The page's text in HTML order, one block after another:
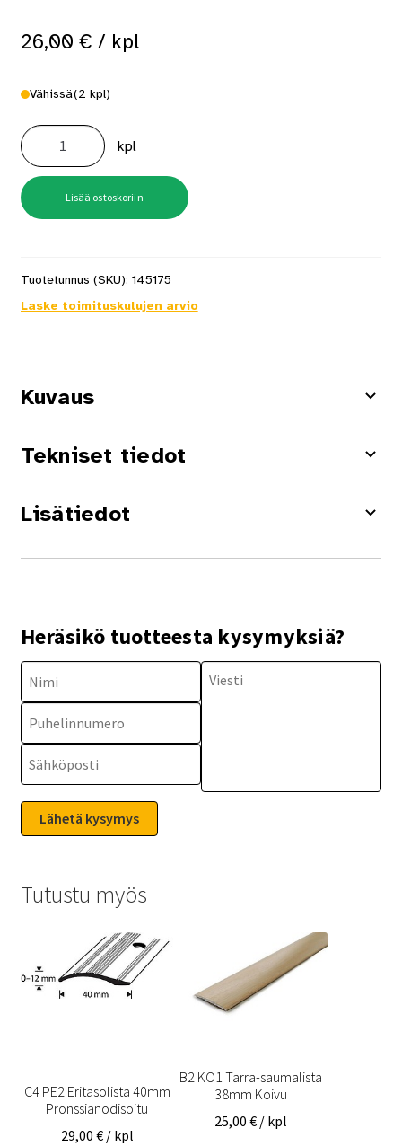
26,00 € / kpl
Vähissä(2 kpl)
A5
NG
1-
R
Saumalista
60mm
Sileä
Nordic
Graphite
kpl
Lisää ostoskoriin
Tuotetunnus (SKU): 145175
Laske toimituskulujen arvio
Kuvaus
Tekniset tiedot
Lisätiedot
Heräsikö tuotteesta kysymyksiä?
Tutustu myös
C4 PE2 Eritasolista 40mm
Pronssianodisoitu
29,00 € / kpl
B2 KO1 Tarra-saumalista
38mm Koivu
25,00€ / kpl